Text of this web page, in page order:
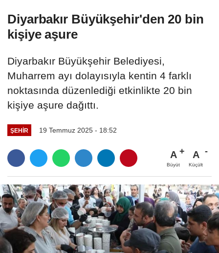
Diyarbakır Büyükşehir'den 20 bin
kişiye aşure
Diyarbakır Büyükşehir Belediyesi,
Muharrem ayı dolayısıyla kentin 4 farklı
noktasında düzenlediği etkinlikte 20 bin
kişiye aşure dağıttı.
ŞEHIR 19 Temmuz 2025 - 18:52
A
Büyüt
A
Küçült